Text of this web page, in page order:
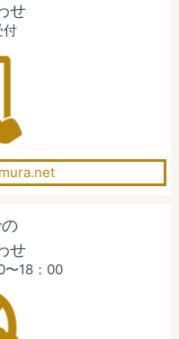
せ
付
せ
〜18：00